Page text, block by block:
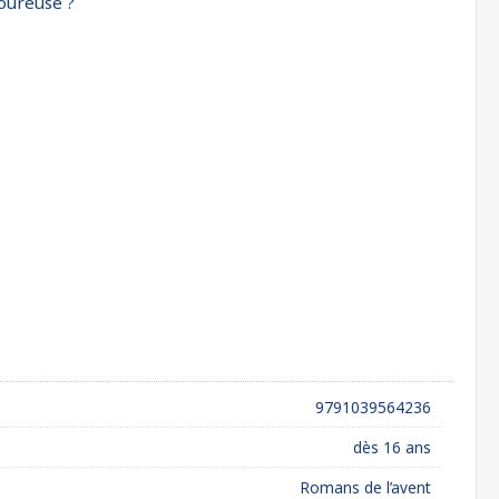
9791039564236
dès 16 ans
Romans de l’avent